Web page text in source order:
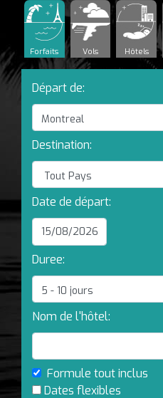
Forfaits Vols Hôtels
Départ de:
Destination:
Date de départ:
Duree:
Nom de l'hôtel:
Formule tout inclus
Dates flexibles